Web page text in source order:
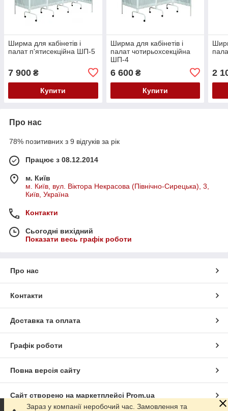
Ширма для кабінетів і
палат п'ятисекційна ШП-5
7 900 ₴
Купити
Ширма для кабінетів і
палат чотирьохсекційна
ШП-4
6 600₴
Купити
2
Про нас
78% позитивних з 9 відгуків за рік
Працює з 08.12.2014
м. Київ
м. Київ, вул. Віктора Некрасова (Північно-Сирецька), 3,
Київ, Україна
Контакти
Сьогодні вихідний
Показати весь графік роботи
Про нас
Контакти
Доставка та оплата
Графік роботи
Повна версія сайту
Сайт створено на маркетплейсі Prom.ua
Зараз у компанії неробочий час. Замовлення та